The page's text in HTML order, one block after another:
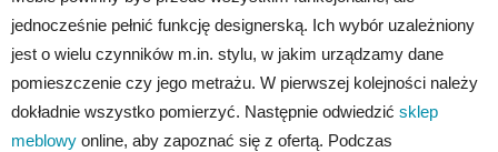
jednocześnie pełnić funkcję designerską. Ich wybór uzależniony
jest o wielu czynników m.in. stylu, w jakim urządzamy dane
pomieszczenie czy jego metrażu. W pierwszej kolejności należy
dokładnie wszystko pomierzyć. Następnie odwiedzić sklep
meblowy online, aby zapoznać się z ofertą. Podczas